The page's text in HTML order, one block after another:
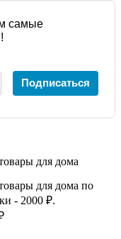
самые
Подписаться
для дома
для дома по
- 2000 ₽.